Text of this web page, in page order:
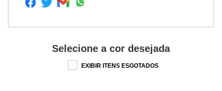
Selecione a cor desejada
EXIBIR ITENS ESGOTADOS